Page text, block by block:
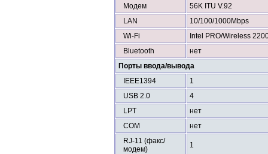
Модем
56K ITU V.92
LAN
10/100/1000Mbps
Wi-Fi
Intel PRO/Wireless
Bluetooth
нет
Порты ввода/вывода
IEEE1394
1
USB 2.0
4
LPT
нет
COM
нет
RJ-11 (факс/
модем)
1